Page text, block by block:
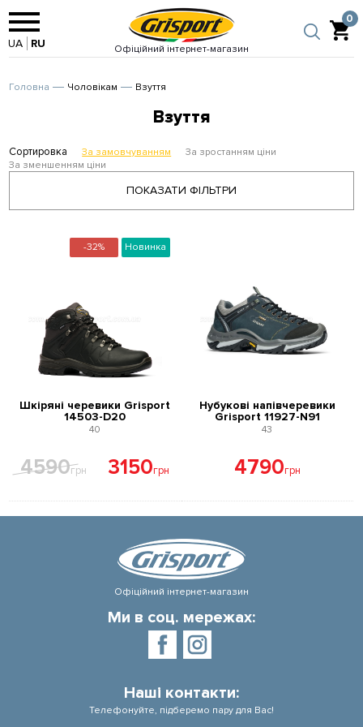
Офіційний інтернет-магазин
UA RU
0
Головна Чоловікам Взуття
Взуття
Сортировка За замовчуванням
За зростанням ціни
За зменшенням ціни
ПОКАЗАТИ ФІЛЬТРИ
-32% Новинка
Шкіряні черевики Grisport
14503-D20
40
4590грн 3150грн
Нубукові напівчеревики
Grisport 11927-N91
43
4790грн
Офіційний інтернет-магазин
Ми в соц. мережах:
Наші контакти:
Телефонуйте, підберемо пару для Вас!